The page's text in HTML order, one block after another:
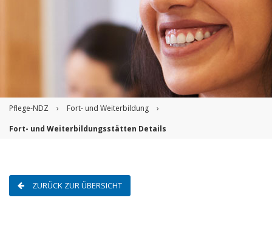
Pflege-NDZ › Fort- und Weiterbildung
›
Fort- und Weiterbildungsstätten Details
ZURÜCK ZUR ÜBERSICHT